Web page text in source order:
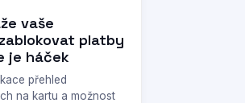
vaše
platby
je háček
přehled
na kartu a možnost